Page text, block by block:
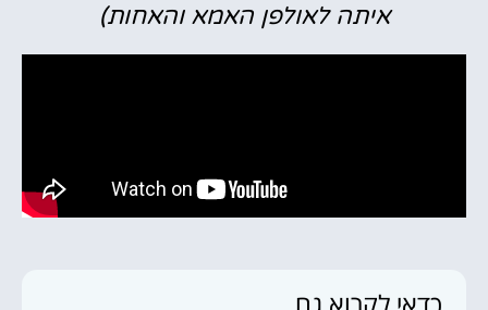
איתה לאולפן האמא והאחות)